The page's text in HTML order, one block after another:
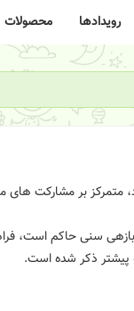
رویدادها محصولات
سنی حاکم است،
پیشتر ذکر شده است.